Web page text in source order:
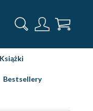
Książki
Bestsellery